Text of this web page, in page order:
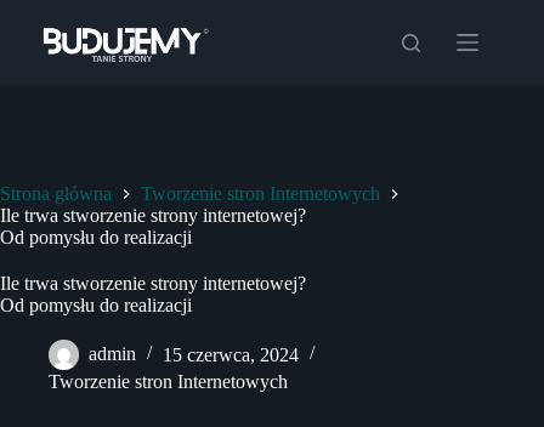
Strona główna
Tworzenie stron Internetowych
Ile trwa stworzenie strony internetowej?
Od pomysłu do realizacji
Ile trwa stworzenie strony internetowej?
Od pomysłu do realizacji
admin
15 czerwca, 2024
Tworzenie stron Internetowych